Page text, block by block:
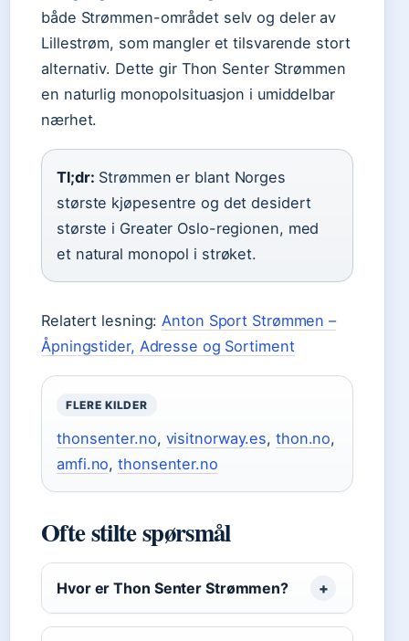
både Strømmen-området selv og deler av
Lillestrøm, som mangler et tilsvarende stort
alternativ. Dette gir Thon Senter Strømmen
en naturlig monopolsituasjon i umiddelbar
nærhet.
Tl;dr: Strømmen er blant Norges
største kjøpesentre og det desidert
største i Greater Oslo-regionen, med
et natural monopol i strøket.
Relatert lesning: Anton Sport Strømmen –
Åpningstider, Adresse og Sortiment
FLERE KILDER
thonsenter.no, visitnorway.es, thon.no,
amfi.no,thonsenter.no
Ofte stilte spørsmål
Hvor er Thon Senter Strømmen?